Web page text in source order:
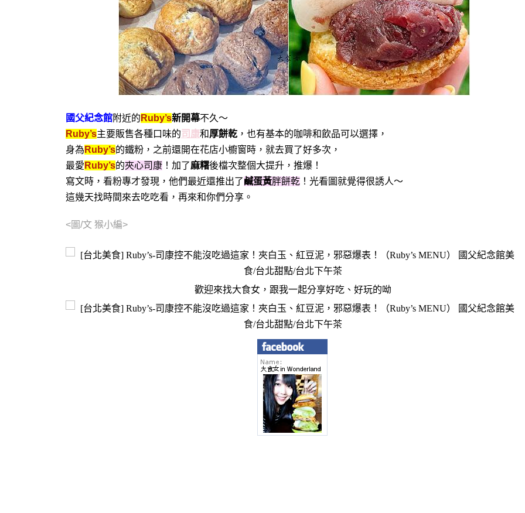
國父紀念館附近的 Ruby’s新開幕不久～
Ruby’s主要販售各種口味的司康和厚餅乾 ，也有基本的咖啡和飲品可以選擇，
身為 Ruby’s的鐵粉，之前還開在花店小櫥窗時，就去買了好多次，
最愛 Ruby’s的夾心司康 ！加了麻糬後檔次整個大提升，推爆！
寫文時，看粉專才發現，他們最近還推出了鹹蛋黃胖餅乾 ！光看圖就覺得很誘人～
這幾天找時間來去吃吃看，再來和你們分享。
<圖/文 猴小編>
歡迎來找大食女，跟我一起分享好吃、好玩的呦